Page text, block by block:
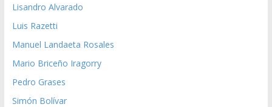
Lisandro Alvarado
Luis Razetti
Manuel Landaeta Rosales
Mario Briceño Iragorry
Pedro Grases
Simón Bolívar